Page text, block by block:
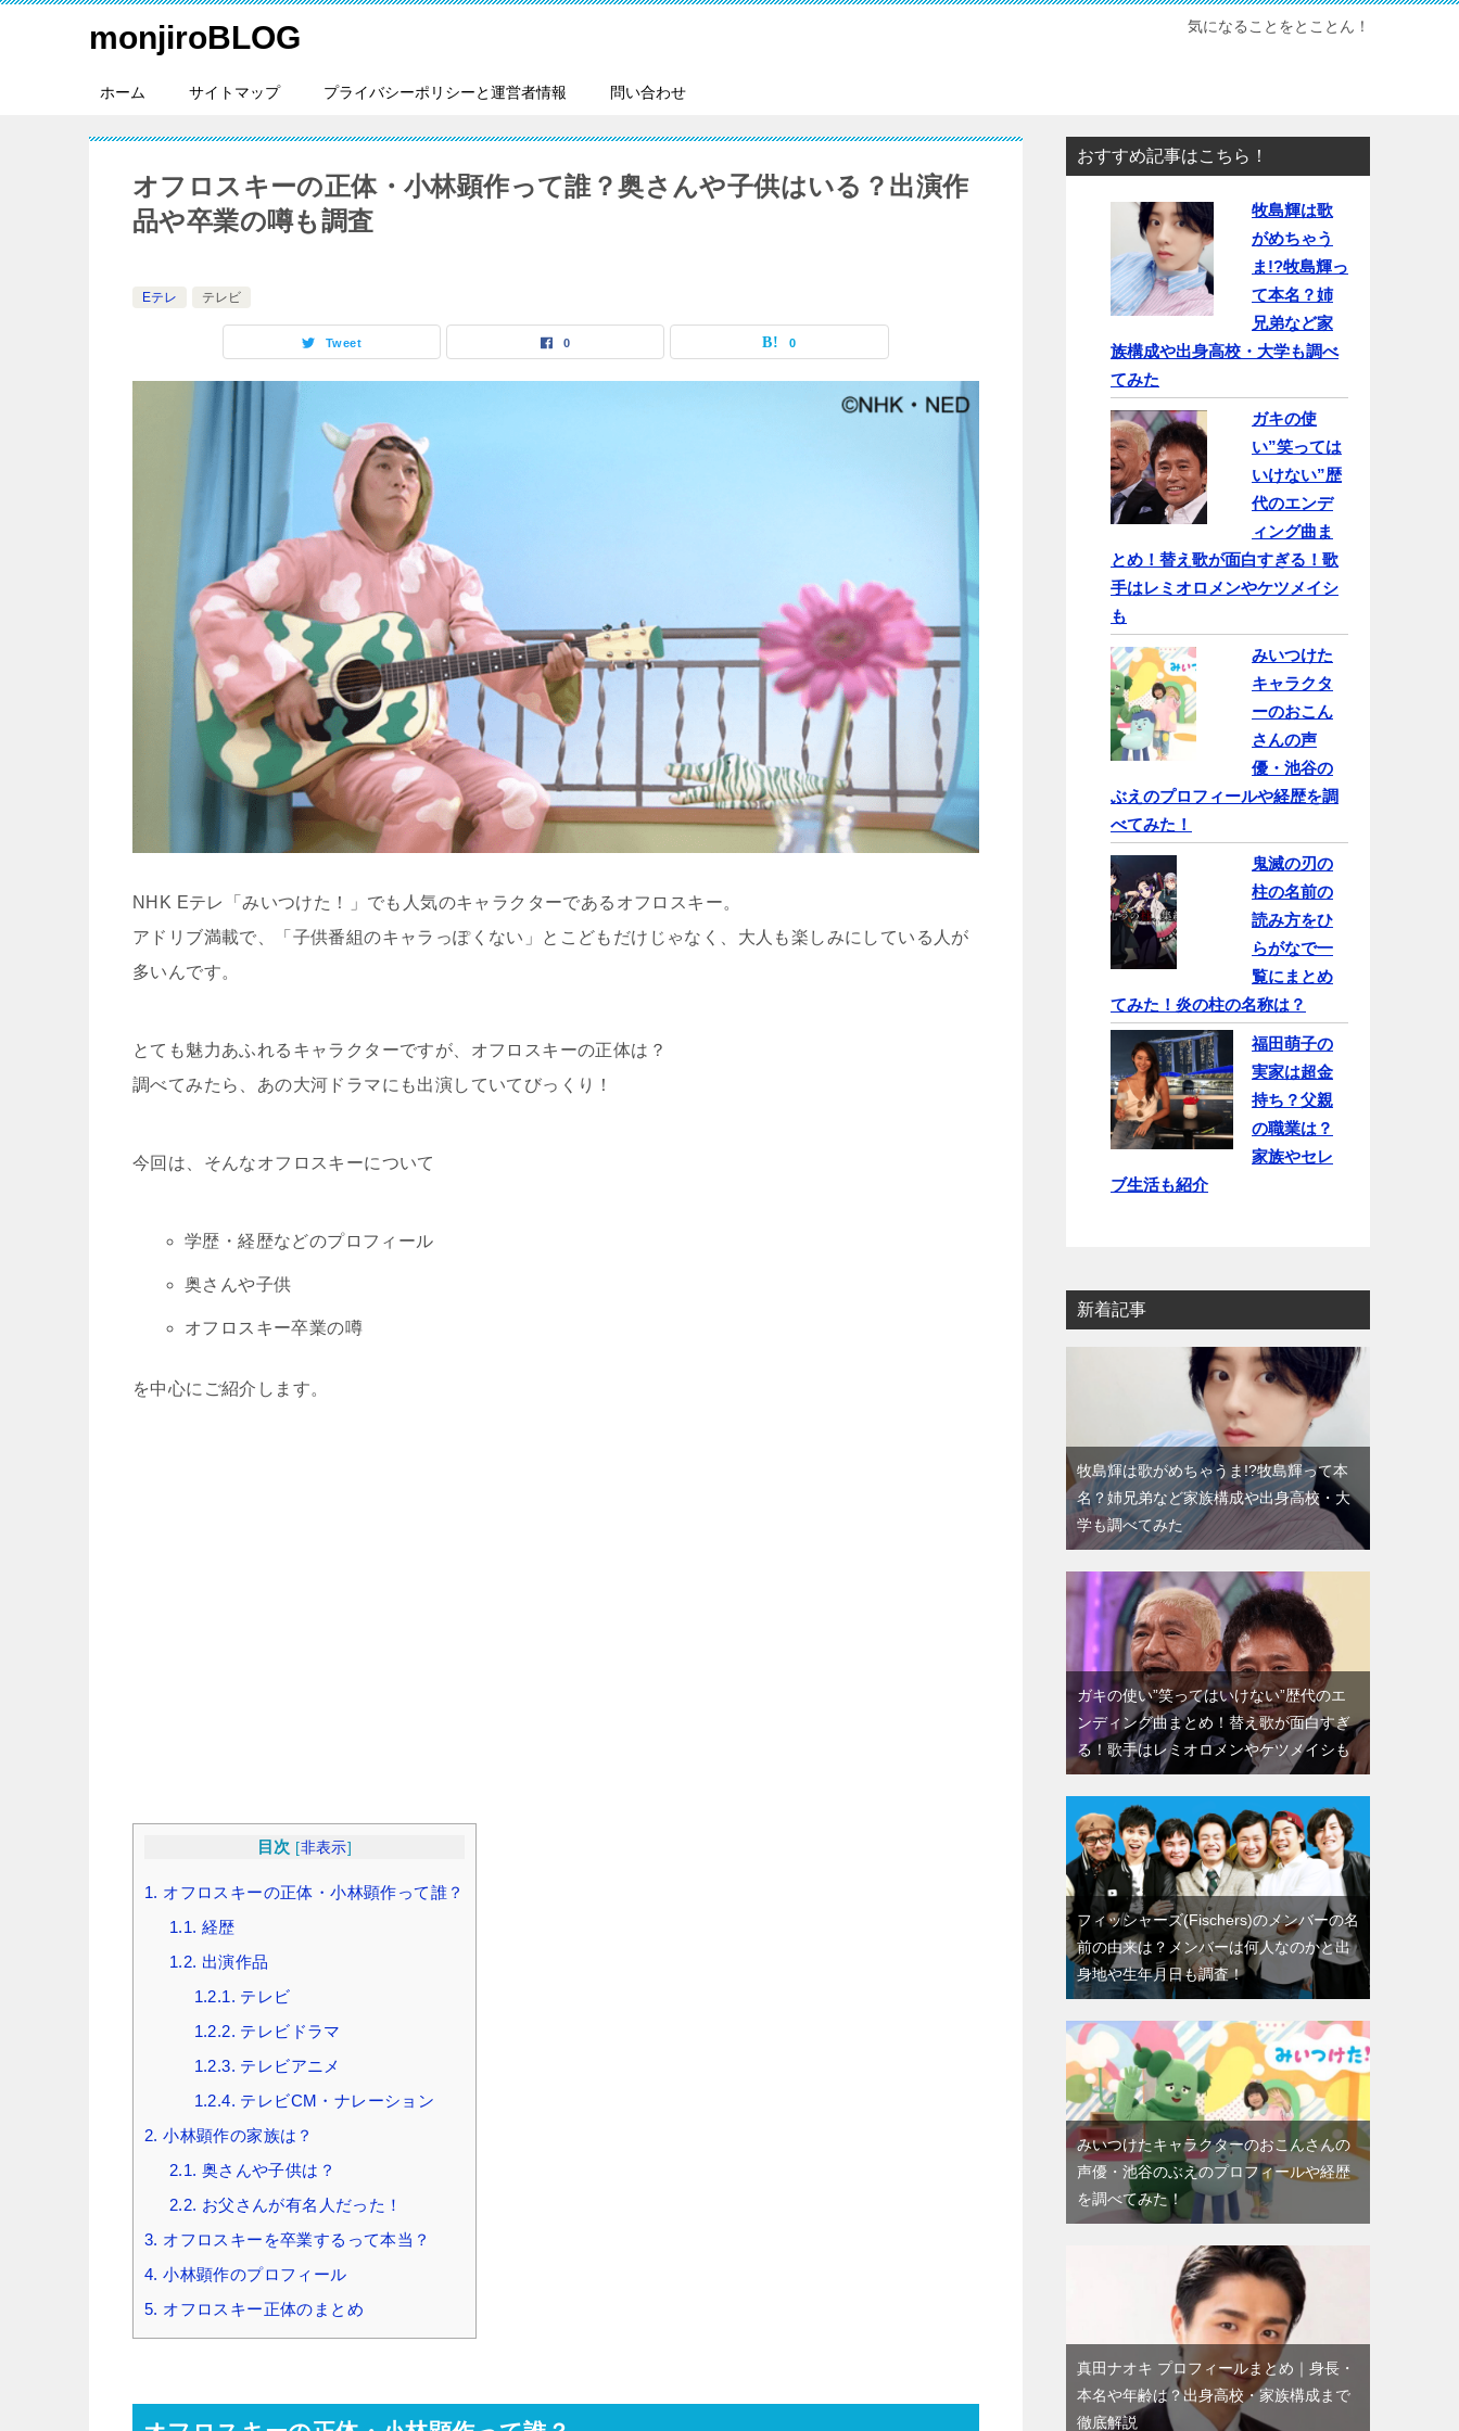
monjiroBLOG 気になることをとことん！
ホーム サイトマップ プライバシーポリシーと運営者情報 問い合わせ
オフロスキーの正体・小林顕作って誰？奥さんや子供はいる？出演作
品や卒業の噂も調査
Eテレ テレビ
Tweet 0 0
NHK Eテレ「みいつけた！」でも人気のキャラクターであるオフロスキー。
アドリブ満載で、「子供番組のキャラっぽくない」とこどもだけじゃなく、大人も楽しみにしている人が
多いんです。
とても魅力あふれるキャラクターですが、オフロスキーの正体は？
調べてみたら、あの大河ドラマにも出演していてびっくり！
今回は、そんなオフロスキーについて
学歴・経歴などのプロフィール
奥さんや子供
オフロスキー卒業の噂
を中心にご紹介します。
目次 [非表示]
1. オフロスキーの正体・小林顕作って誰？
1.1. 経歴
1.2. 出演作品
1.2.1. テレビ
1.2.2. テレビドラマ
1.2.3. テレビアニメ
1.2.4. テレビCM・ナレーション
2. 小林顕作の家族は？
2.1. 奥さんや子供は？
2.2. お父さんが有名人だった！
3. オフロスキーを卒業するって本当？
4. 小林顕作のプロフィール
5. オフロスキー正体のまとめ
おすすめ記事はこちら！
牧島輝は歌
がめちゃう
ま!?牧島輝っ
て本名？姉
兄弟など家
族構成や出身高校・大学も調べ
てみた
ガキの使
い”笑っては
いけない”歴
代のエンデ
ィング曲ま
とめ！替え歌が面白すぎる！歌
手はレミオロメンやケツメイシ
も
みいつけた
キャラクタ
ーのおこん
さんの声
優・池谷の
ぶえのプロフィールや経歴を調
べてみた！
鬼滅の刃の
柱の名前の
読み方をひ
らがなで一
覧にまとめ
てみた！炎の柱の名称は？
福田萌子の
実家は超金
持ち？父親
の職業は？
家族やセレ
ブ生活も紹介
新着記事
牧島輝は歌がめちゃうま!?牧島輝って本
名？姉兄弟など家族構成や出身高校・大
学も調べてみた
ガキの使い”笑ってはいけない”歴代のエ
ンディング曲まとめ！替え歌が面白すぎ
る！歌手はレミオロメンやケツメイシも
フィッシャーズ(Fischers)のメンバーの名
前の由来は？メンバーは何人なのかと出
身地や生年月日も調査！
みいつけたキャラクターのおこんさんの
声優・池谷のぶえのプロフィールや経歴
を調べてみた！
真田ナオキ プロフィールまとめ｜身長・
本名や年齢は？出身高校・家族構成まで
徹底解説